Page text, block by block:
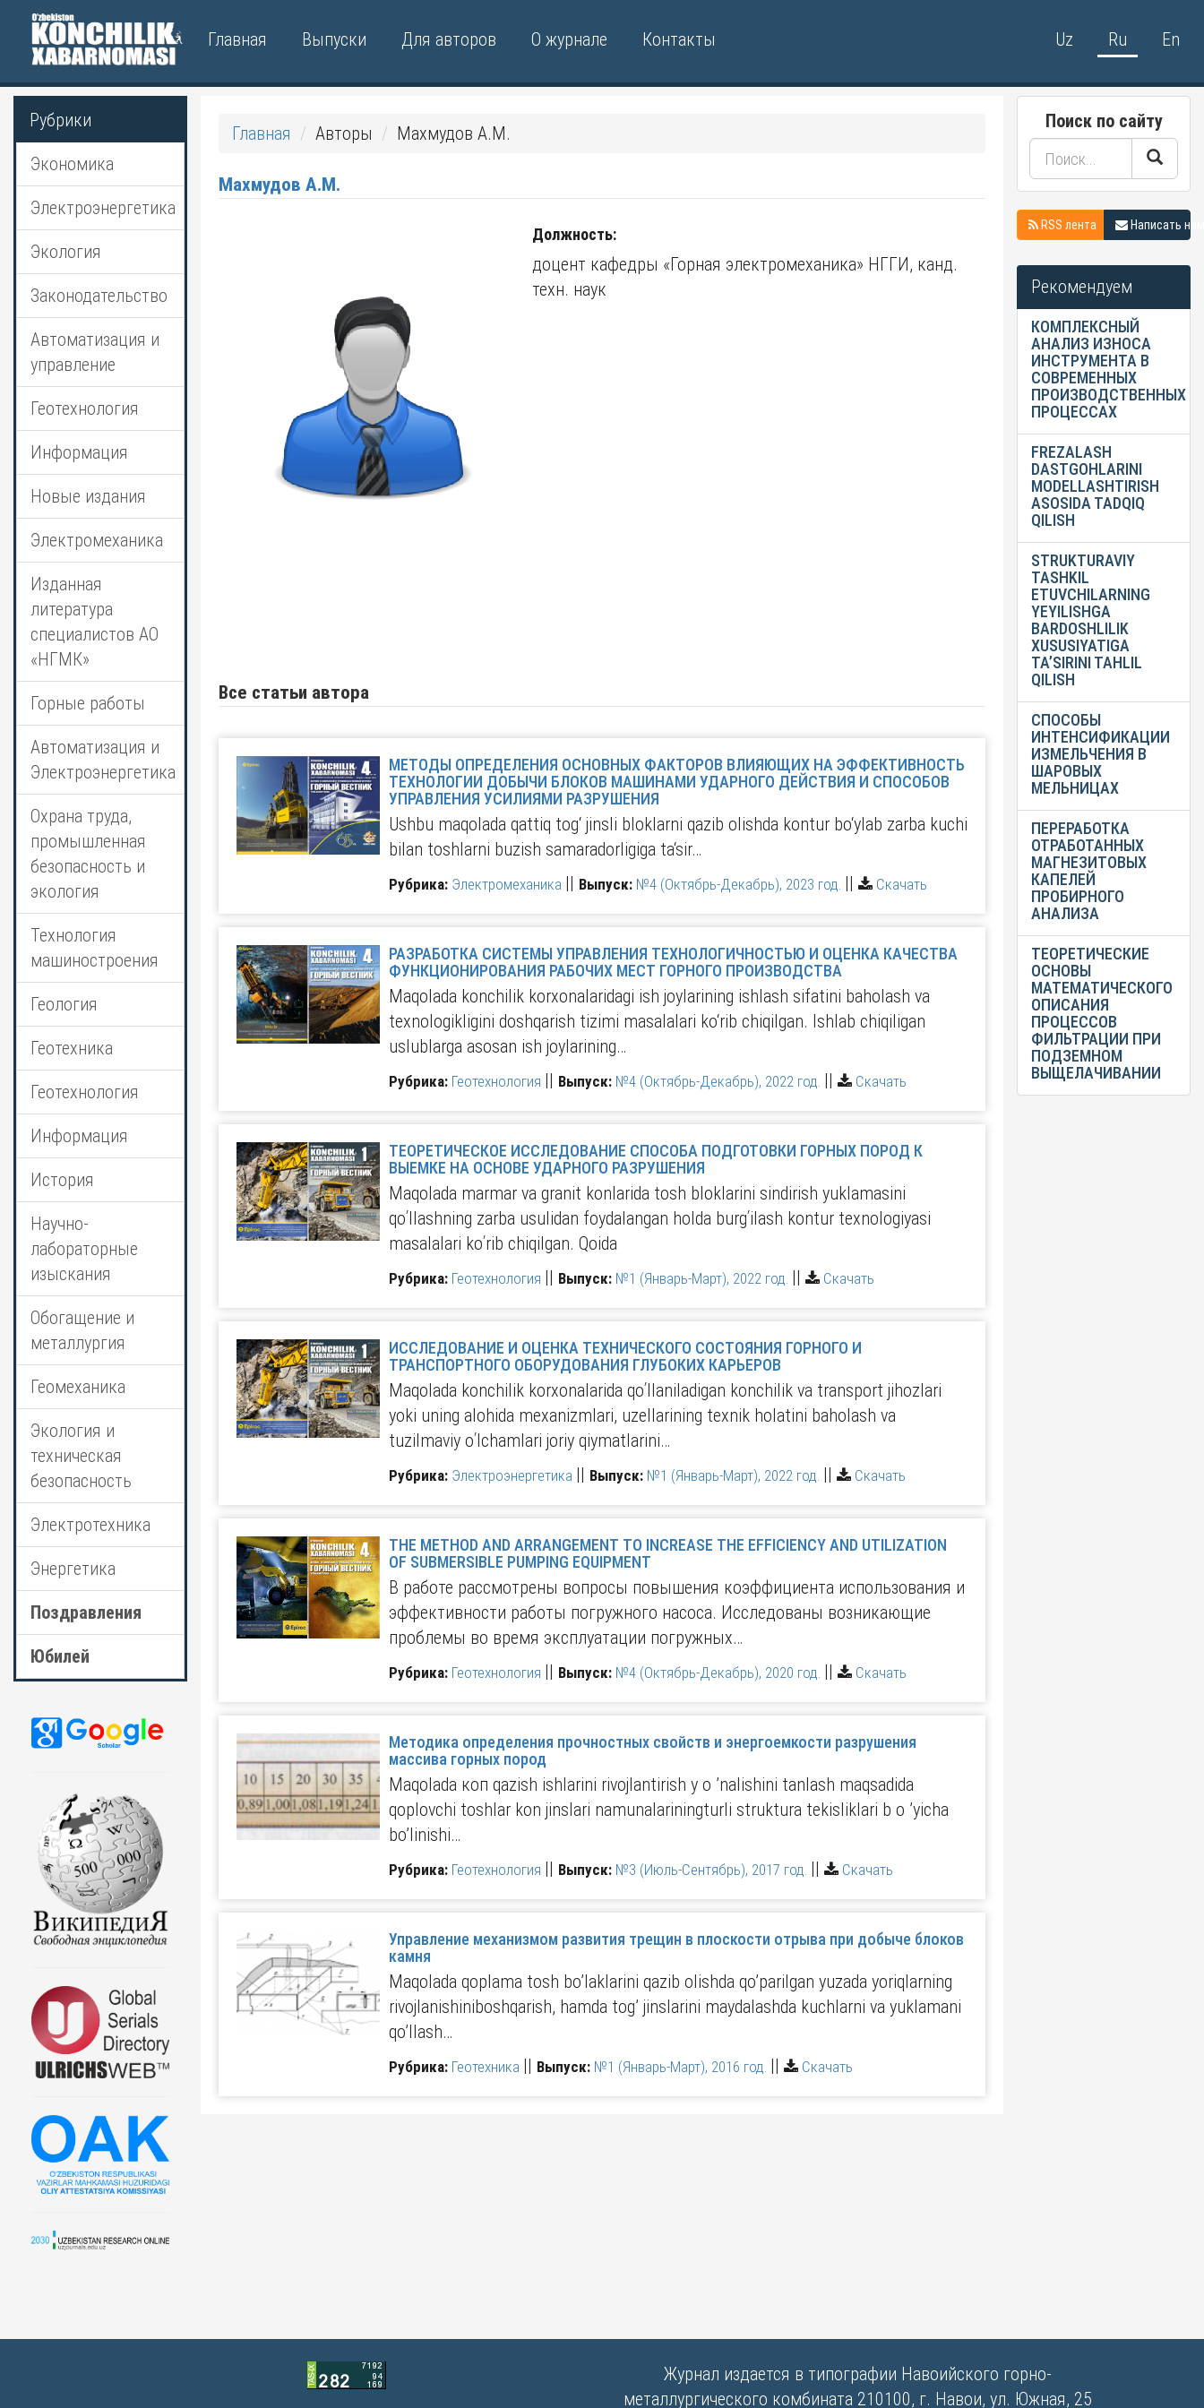
Главная Выпуски Для авторов О журнале Контакты Uz Ru En
Рубрики
Экономика
Электроэнергетика
Экология
Законодательство
Автоматизация и
управление
Геотехнология
Информация
Новые издания
Электромеханика
Изданная
литература
специалистов АО
«НГМК»
Горные работы
Автоматизация и
Электроэнергетика
Охрана труда,
промышленная
безопасность и
экология
Технология
машиностроения
Геология
Геотехника
Геотехнология
Информация
История
Научно-
лабораторные
изыскания
Обогащение и
металлургия
Геомеханика
Экология и
техническая
безопасность
Электротехника
Энергетика
Поздравления
Юбилей
Главная Авторы Махмудов А.М.
Махмудов А.М.
Должность:
доцент кафедры «Горная электромеханика» НГГИ, канд.
техн. наук
Все статьи автора
МЕТОДЫ ОПРЕДЕЛЕНИЯ ОСНОВНЫХ ФАКТОРОВ ВЛИЯЮЩИХ НА ЭФФЕКТИВНОСТЬ
ТЕХНОЛОГИИ ДОБЫЧИ БЛОКОВ МАШИНАМИ УДАРНОГО ДЕЙСТВИЯ И СПОСОБОВ
УПРАВЛЕНИЯ УСИЛИЯМИ РАЗРУШЕНИЯ
Ushbu maqolada qattiq tog‘ jinsli bloklarni qazib olishda kontur bo‘ylab zarba kuchi
bilan toshlarni buzish samaradorligiga ta‘sir…
Рубрика: Электромеханика || Выпуск: №4 (Октябрь-Декабрь), 2023 год. || Скачать
РАЗРАБОТКА СИСТЕМЫ УПРАВЛЕНИЯ ТЕХНОЛОГИЧНОСТЬЮ И ОЦЕНКА КАЧЕСТВА
ФУНКЦИОНИРОВАНИЯ РАБОЧИХ МЕСТ ГОРНОГО ПРОИЗВОДСТВА
Maqolada konchilik korxonalaridagi ish joylarining ishlash sifatini baholash va
texnologikligini doshqarish tizimi masalalari ko‘rib chiqilgan. Ishlab chiqiligan
uslublarga asosan ish joylarining…
Рубрика: Геотехнология || Выпуск: №4 (Октябрь-Декабрь), 2022 год. || Скачать
ТЕОРЕТИЧЕСКОЕ ИССЛЕДОВАНИЕ СПОСОБА ПОДГОТОВКИ ГОРНЫХ ПОРОД К
ВЫЕМКЕ НА ОСНОВЕ УДАРНОГО РАЗРУШЕНИЯ
Maqolada marmar va granit konlarida tosh bloklarini sindirish yuklamasini
qoʹllashning zarba usulidan foydalangan holda burgʹilash kontur texnologiyasi
masalalari koʹrib chiqilgan. Qoida
Рубрика: Геотехнология || Выпуск: №1 (Январь-Март), 2022 год. || Скачать
ИССЛЕДОВАНИЕ И ОЦЕНКА ТЕХНИЧЕСКОГО СОСТОЯНИЯ ГОРНОГО И
ТРАНСПОРТНОГО ОБОРУДОВАНИЯ ГЛУБОКИХ КАРЬЕРОВ
Maqolada konchilik korxonalarida qoʹllaniladigan konchilik va transport jihozlari
yoki uning alohida mexanizmlari, uzellarining texnik holatini baholash va
tuzilmaviy oʹlchamlari joriy qiymatlarini…
Рубрика: Электроэнергетика || Выпуск: №1 (Январь-Март), 2022 год. || Скачать
THE METHOD AND ARRANGEMENT TO INCREASE THE EFFICIENCY AND UTILIZATION
OF SUBMERSIBLE PUMPING EQUIPMENT
В работе рассмотрены вопросы повышения коэффициента использования и
эффективности работы погружного насоса. Исследованы возникающие
проблемы во время эксплуатации погружных…
Рубрика: Геотехнология || Выпуск: №4 (Октябрь-Декабрь), 2020 год. || Скачать
Методика определения прочностных свойств и энергоемкости разрушения
массива горных пород
Maqolada коп qazish ishlarini rivojlantirish y o ’nalishini tanlash maqsadida
qoplovchi toshlar kon jinslari namunalariningturli struktura tekisliklari b o ’yicha
bo’linishi…
Рубрика: Геотехнология || Выпуск: №3 (Июль-Сентябрь), 2017 год. || Скачать
Управление механизмом развития трещин в плоскости отрыва при добыче блоков
камня
Мaqolada qoplama tosh bo’laklarini qazib olishda qo’parilgan yuzada yoriqlarning
rivojlanishiniboshqarish, hamda tog’ jinslarini maydalashda kuchlarni va yuklamani
qo’llash…
Рубрика: Геотехника || Выпуск: №1 (Январь-Март), 2016 год. || Скачать
Поиск по сайту
RSS лента Написать нам
Рекомендуем
КОМПЛЕКСНЫЙ
АНАЛИЗ ИЗНОСА
ИНСТРУМЕНТА В
СОВРЕМЕННЫХ
ПРОИЗВОДСТВЕННЫХ
ПРОЦЕССАХ
FREZALASH
DASTGOHLARINI
MODELLASHTIRISH
ASOSIDA TADQIQ
QILISH
STRUKTURAVIY
TASHKIL
ETUVCHILARNING
YEYILISHGA
BARDOSHLILIK
XUSUSIYATIGA
TA’SIRINI TAHLIL
QILISH
СПОСОБЫ
ИНТЕНСИФИКАЦИИ
ИЗМЕЛЬЧЕНИЯ В
ШАРОВЫХ
МЕЛЬНИЦАХ
ПЕРЕРАБОТКА
ОТРАБОТАННЫХ
МАГНЕЗИТОВЫХ
КАПЕЛЕЙ
ПРОБИРНОГО
АНАЛИЗА
ТЕОРЕТИЧЕСКИЕ
ОСНОВЫ
МАТЕМАТИЧЕСКОГО
ОПИСАНИЯ
ПРОЦЕССОВ
ФИЛЬТРАЦИИ ПРИ
ПОДЗЕМНОМ
ВЫЩЕЛАЧИВАНИИ
Журнал издается в типографии Навоийского горно-
металлургического комбината 210100, г. Навои, ул. Южная, 25